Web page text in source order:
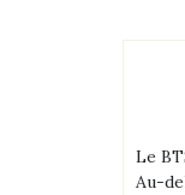
Le
Au-